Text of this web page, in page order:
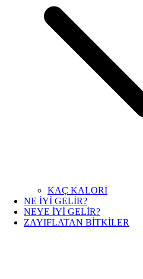
KAÇ KALORİ
NE İYİ GELİR?
NEYE İYİ GELİR?
ZAYIFLATAN BİTKİLER